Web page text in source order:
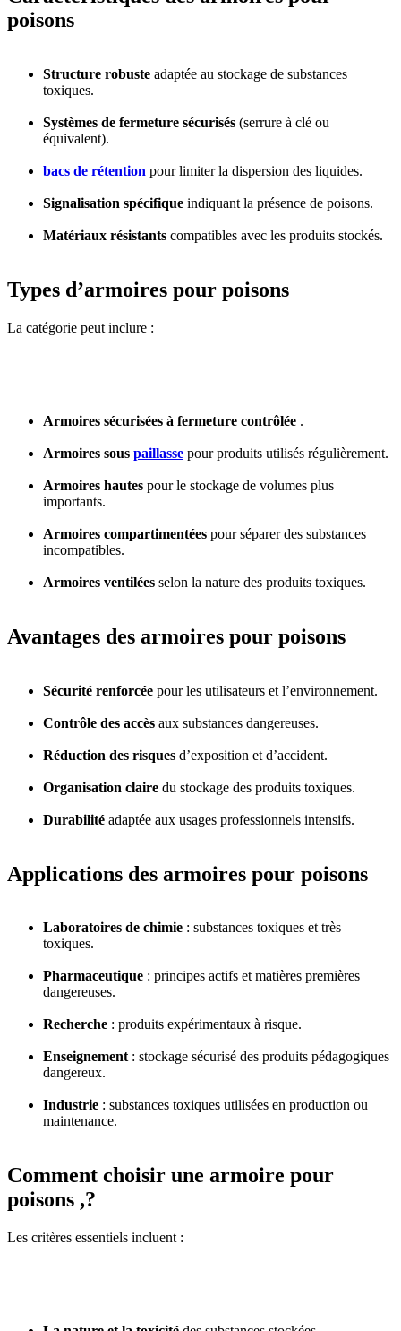
poisons
Structure robuste adaptée au stockage de substances
toxiques.
Systèmes de fermeture sécurisés (serrure à clé ou
équivalent).
bacs de rétention pour limiter la dispersion des liquides.
Signalisation spécifique indiquant la présence de poisons.
Matériaux résistants compatibles avec les produits stockés.
Types d’armoires pour poisons
La catégorie peut inclure :
Armoires sécurisées à fermeture contrôlée .
Armoires sous paillasse pour produits utilisés régulièrement.
Armoires hautes pour le stockage de volumes plus
importants.
Armoires compartimentées pour séparer des substances
incompatibles.
Armoires ventilées selon la nature des produits toxiques.
Avantages des armoires pour poisons
Sécurité renforcée pour les utilisateurs et l’environnement.
Contrôle des accès aux substances dangereuses.
Réduction des risques d’exposition et d’accident.
Organisation claire du stockage des produits toxiques.
Durabilité adaptée aux usages professionnels intensifs.
Applications des armoires pour poisons
Laboratoires de chimie : substances toxiques et très
toxiques.
Pharmaceutique : principes actifs et matières premières
dangereuses.
Recherche : produits expérimentaux à risque.
Enseignement : stockage sécurisé des produits pédagogiques
dangereux.
Industrie : substances toxiques utilisées en production ou
maintenance.
Comment choisir une armoire pour
poisons ,?
Les critères essentiels incluent :